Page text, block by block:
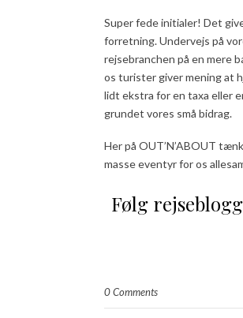
Super fede initialer! Det
forretning. Undervejs på
rejsebranchen på en mere
os turister giver mening at
lidt ekstra for en taxa eller
grundet vores små bidrag.
Her på OUT’N’ABOUT
masse eventyr for os
Følg
0 Comments